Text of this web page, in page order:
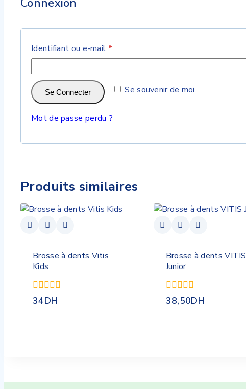
Identifiant ou e-mail *
Se souvenir de moi
Se Connecter
Mot de passe perdu ?
Produits similaires
Brosse à dents Vitis
Kids
0
34DH
Brosse à dents VITIS
Junior
0
38,50DH